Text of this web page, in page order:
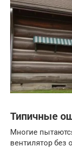
Типичные
Многие
вентилятор без